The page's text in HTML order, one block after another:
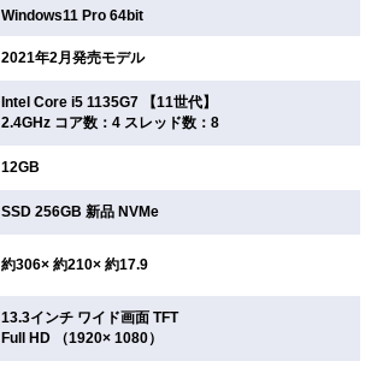
Windows11 Pro 64bit
2021年2月発売モデル
Intel Core i5 1135G7 【11世代】
2.4GHz コア数：4 スレッド数：8
12GB
SSD 256GB 新品 NVMe
約306× 約210× 約17.9
13.3インチ ワイド画面 TFT
Full HD （1920× 1080）